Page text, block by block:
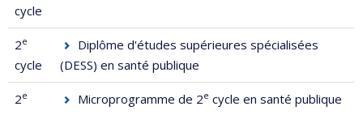
cycle
2e
cycle
Diplôme d'études supérieures spécialisées
(DESS) en santé publique
2e Microprogramme de 2e cycle en santé publique